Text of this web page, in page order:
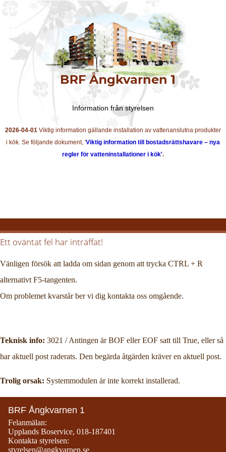
Information från styrelsen
2026-04-01 Viktig information gällande installation av vattenanslutna produkter
i kök. Se följande dokument, 'Viktig information till bostadsrättshavare – nya
regler för vatteninstallationer i kök'.
Ett oväntat fel har inträffat!
Vänligen försök att ladda om sidan genom att trycka CTRL + R
alternativt F5-tangenten.
Om problemet kvarstår ber vi dig kontakta oss omgående.
Teknisk info: 3021 / Antingen är BOF eller EOF satt till True, eller så
har aktuell post raderats. Den begärda åtgärden kräver en aktuell post.
Trolig orsak: Systemmodulen är inte korrekt installerad.
BRF Ångkvarnen 1
Felanmälan:
Upplands Boservice, 018-187401
Kontakta styrelsen:
styrelsen@angkvarnen.se